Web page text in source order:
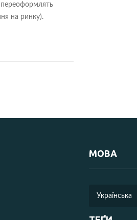
переоформлять
на ринку).
МОВА
Українська